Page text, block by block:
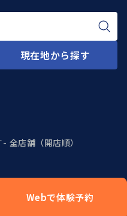
Webで体験予約
現在地から探す
全店舗（開店順）